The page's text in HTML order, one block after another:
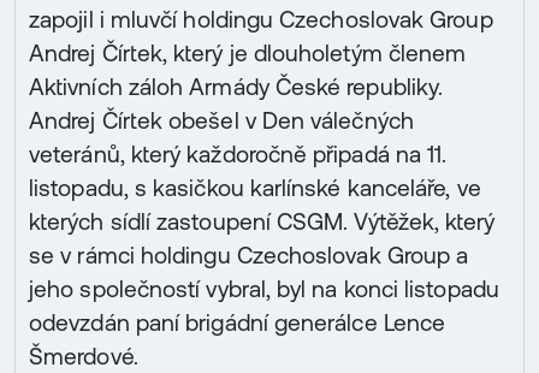
zapojil i mluvčí holdingu Czechoslovak Group
Andrej Čírtek, který je dlouholetým členem
Aktivních záloh Armády České republiky.
Andrej Čírtek obešel v Den válečných
veteránů, který každoročně připadá na 11.
listopadu, s kasičkou karlínské kanceláře, ve
kterých sídlí zastoupení CSGM. Výtěžek, který
se v rámci holdingu Czechoslovak Group a
jeho společností vybral, byl na konci listopadu
odevzdán paní brigádní generálce Lence
Šmerdové.